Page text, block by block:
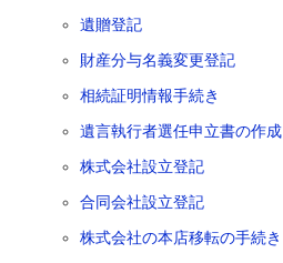
遺贈登記
財産分与名義変更登記
相続証明情報手続き
遺言執行者選任申立書の作成
株式会社設立登記
合同会社設立登記
株式会社の本店移転の手続き